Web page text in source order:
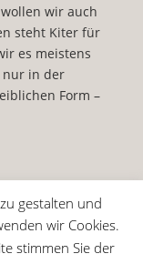
wir auch
steht Kiter für
es meistens
nur in der
Form –
gestalten und
wir Cookies.
stimmen Sie der